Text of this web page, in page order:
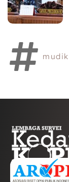
mudik
AFILIASI